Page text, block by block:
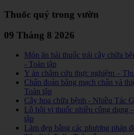
Thuốc quý trong vườn
09 Tháng 8 2026
Món ăn bài thuốc trái cây chữa
- Toàn tập
Y án châm cứu thực nghiệm –
Chẩn đoán bằng mạch chẩn và
Toàn tập
Cây hoa chữa bệnh - Nhiều Tác
Lô hội vị thuốc nhiều công dụng
tập
Làm đẹp bằng các phương pháp